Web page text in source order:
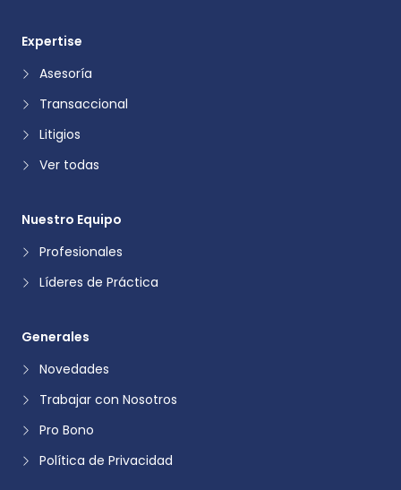
Expertise
Asesoría
Transaccional
Litigios
Ver todas
Nuestro Equipo
Profesionales
Líderes de Práctica
Generales
Novedades
Trabajar con Nosotros
Pro Bono
Política de Privacidad